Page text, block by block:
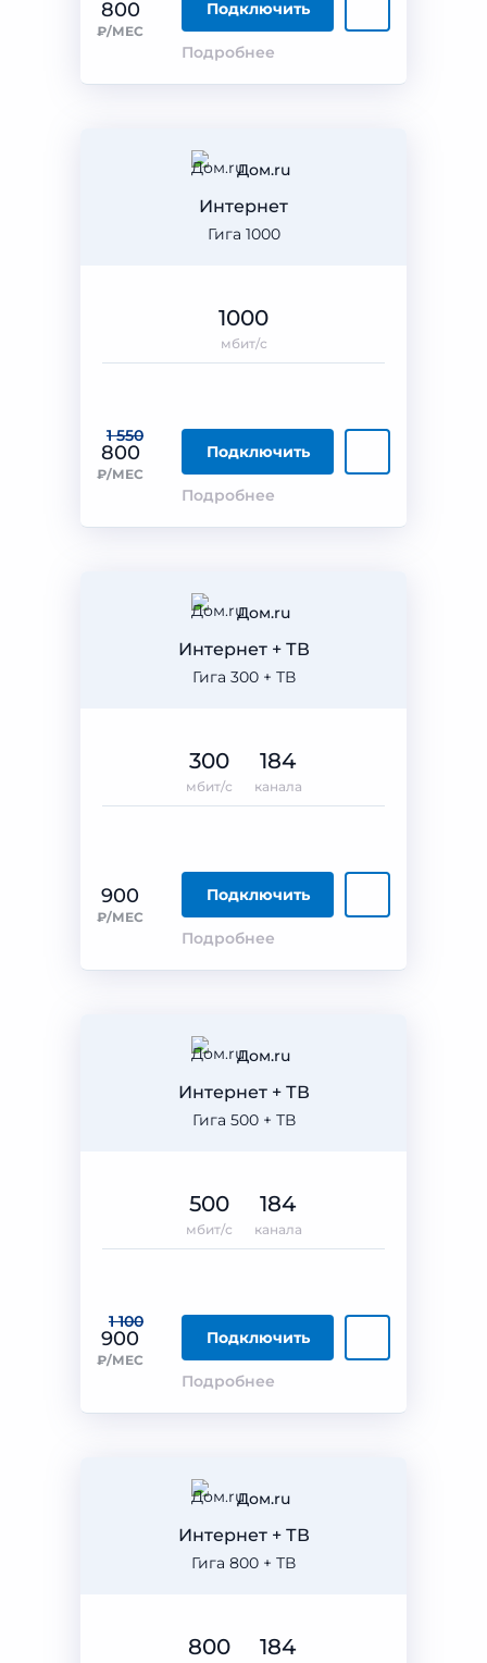
800
₽/МЕС
Подключить
Подробнее
Дом.ru
Гига 1000
Интернет
1 550
800
₽/МЕС
Подключить
Подробнее
1000
мбит/с
Дом.ru
Гига 300 + ТВ
Интернет + ТВ
900
₽/МЕС
Подключить
Подробнее
300
мбит/с
184
канала
Дом.ru
Гига 500 + ТВ
Интернет + ТВ
1 100
900
₽/МЕС
Подключить
Подробнее
500
мбит/с
184
канала
Дом.ru
Гига 800 + ТВ
Интернет + ТВ
800 184